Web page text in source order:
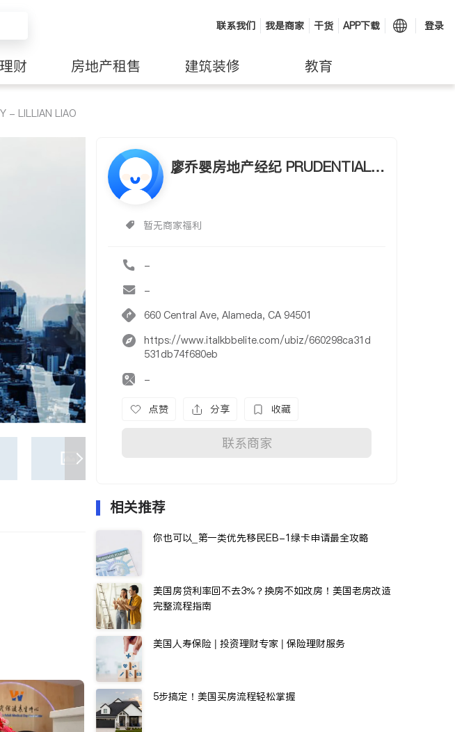
联系我们 我是商家 干货 APP下载 登录
财 房地产租售 建筑装修 教育
- LILLIAN LIAO
廖乔婴房地产经纪 PRUDENTIAL C
暂无商家福利
-
-
660 Central Ave, Alameda, CA 94501
https://www.italkbbelite.com/ubiz/660298ca31d
531db74f680eb
-
点赞 分享 收藏
联系商家
相关推荐
你也可以_第一类优先移民EB-1绿卡申请最全攻略
美国房贷利率回不去3%？换房不如改房！美国老房改造
完整流程指南
美国人寿保险 | 投资理财专家 | 保险理财服务
5步搞定！美国买房流程轻松掌握